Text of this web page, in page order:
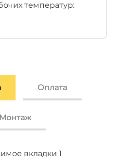
температур:
Оплата
Монтаж
вкладки 1
вкладки 2
вкладки 3